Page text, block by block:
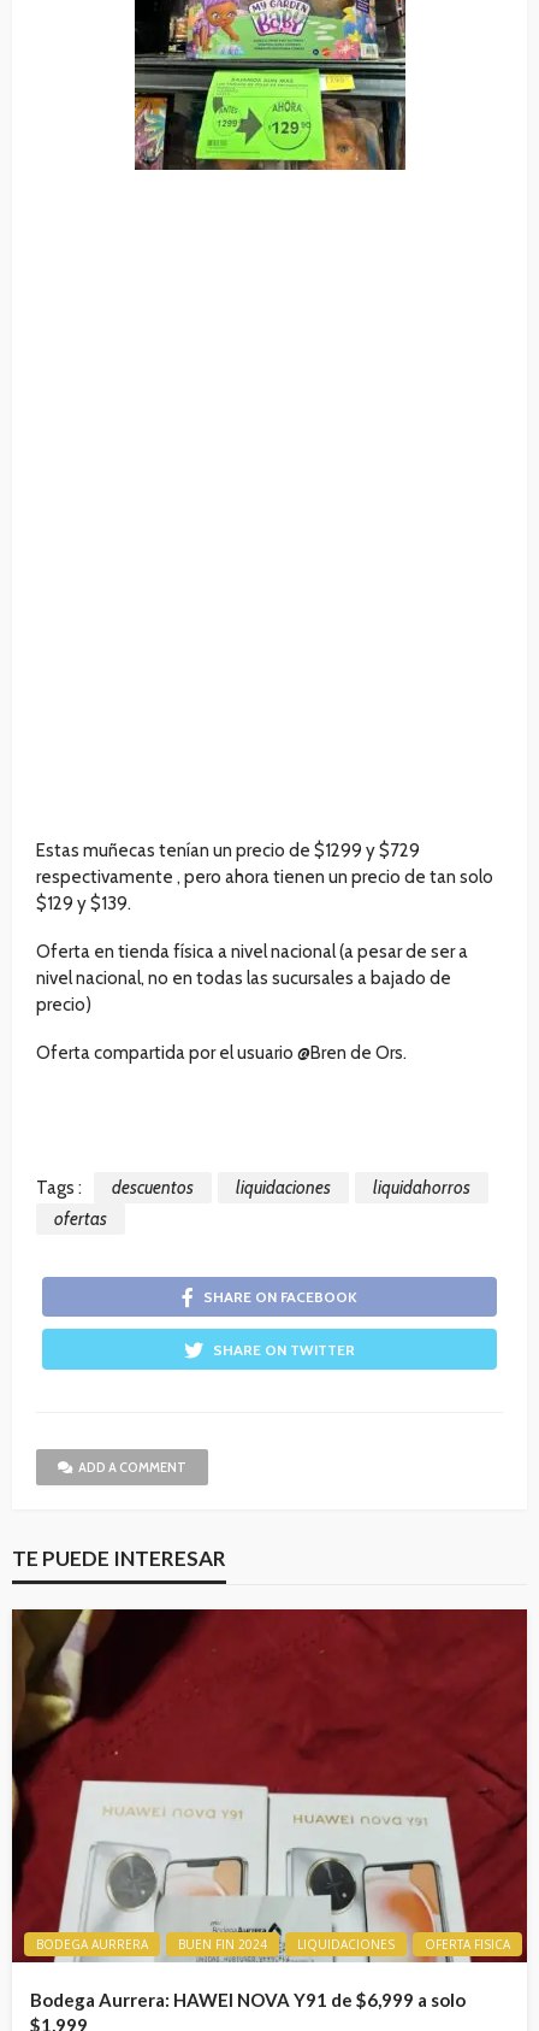
Estas muñecas tenían un precio de $1299 y $729
respectivamente , pero ahora tienen un precio de tan solo
$129 y $139.
Oferta en tienda física a nivel nacional (a pesar de ser a
nivel nacional, no en todas las sucursales a bajado de
precio)
Oferta compartida por el usuario @Bren de Ors.
Tags : descuentos liquidaciones
liquidahorros
ofertas
SHARE ON FACEBOOK
SHARE ON TWITTER
ADD A COMMENT
TE PUEDE INTERESAR
BODEGA AURRERA BUEN FIN 2024 LIQUIDACIONES OFERTA FISICA
Bodega Aurrera: HAWEI NOVA Y91 de $6,999 a solo
$1,999